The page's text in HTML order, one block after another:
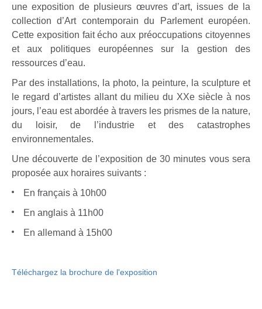
une exposition de plusieurs œuvres d’art, issues de la
collection d’Art contemporain du Parlement européen.
Cette exposition fait écho aux préoccupations citoyennes
et aux politiques européennes sur la gestion des
ressources d’eau.
Par des installations, la photo, la peinture, la sculpture et
le regard d’artistes allant du milieu du XXe siècle à nos
jours, l’eau est abordée à travers les prismes de la nature,
du loisir, de l’industrie et des catastrophes
environnementales.
Une découverte de l’exposition de 30 minutes vous sera
proposée aux horaires suivants :
En français à 10h00
En anglais à 11h00
En allemand à 15h00
Téléchargez la brochure de l'exposition